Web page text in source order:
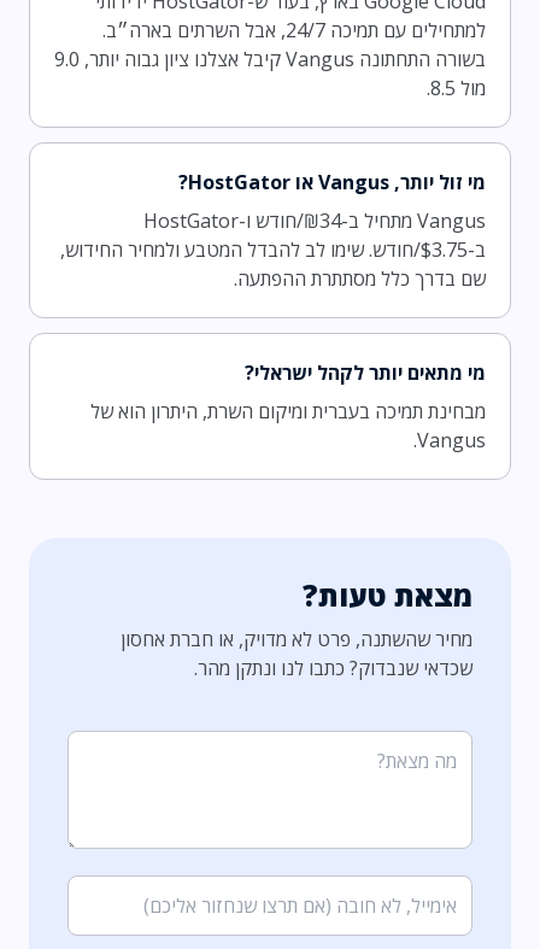
למתחילים עם תמיכה 24/7, אבל השרתים בארה״ב.
בשורה התחתונה Vangus קיבל אצלנו ציון גבוה יותר, 9.0
מול 8.5.
מי זול יותר, Vangus או HostGator?
Vangus מתחיל ב-₪34/חודש ו-HostGator
ב-$3.75/חודש. שימו לב להבדל המטבע ולמחיר החידוש,
שם בדרך כלל מסתתרת ההפתעה.
מי מתאים יותר לקהל ישראלי?
מבחינת תמיכה בעברית ומיקום השרת, היתרון הוא של
Vangus.
מצאת טעות?
מחיר שהשתנה, פרט לא מדויק, או חברת אחסון
שכדאי שנבדוק? כתבו לנו ונתקן מהר.